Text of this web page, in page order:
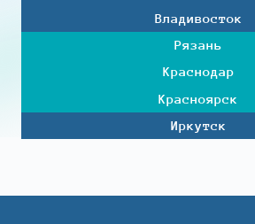
Владивосток
Рязань
Краснодар
Красноярск
Иркутск